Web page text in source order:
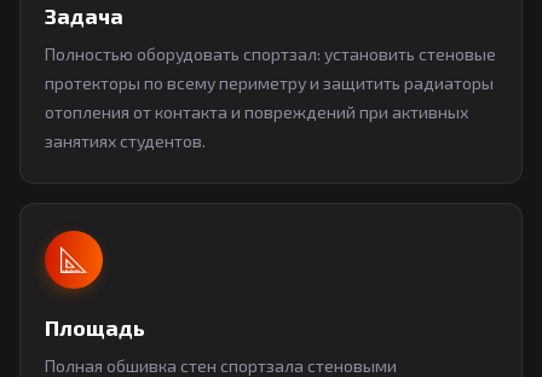
Задача
Полностью оборудовать спортзал: установить стеновые
протекторы по всему периметру и защитить радиаторы
отопления от контакта и повреждений при активных
занятиях студентов.
Площадь
Полная обшивка стен спортзала стеновыми